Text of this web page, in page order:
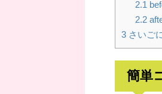
2.1
2.2
3 さいご
簡単